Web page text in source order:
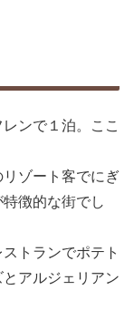
ンで１泊。ここ
ゾート客でにぎ
徴的な街でし
トランでポテト
アルジェリアン